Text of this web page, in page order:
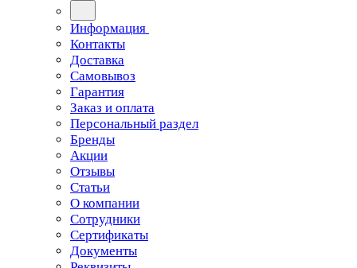
Информация
Контакты
Доставка
Самовывоз
Гарантия
Заказ и оплата
Персональный раздел
Бренды
Акции
Отзывы
Статьи
О компании
Сотрудники
Сертификаты
Документы